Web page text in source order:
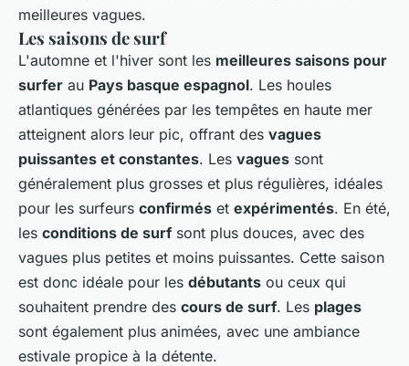
meilleures vagues.
Les saisons de surf
L'automne et l'hiver sont les meilleures saisons pour
surfer au Pays basque espagnol. Les houles
atlantiques générées par les tempêtes en haute mer
atteignent alors leur pic, offrant des vagues
puissantes et constantes. Les vagues sont
généralement plus grosses et plus régulières, idéales
pour les surfeurs confirmés et expérimentés. En été,
les conditions de surf sont plus douces, avec des
vagues plus petites et moins puissantes. Cette saison
est donc idéale pour les débutants ou ceux qui
souhaitent prendre des cours de surf. Les plages
sont également plus animées, avec une ambiance
estivale propice à la détente.